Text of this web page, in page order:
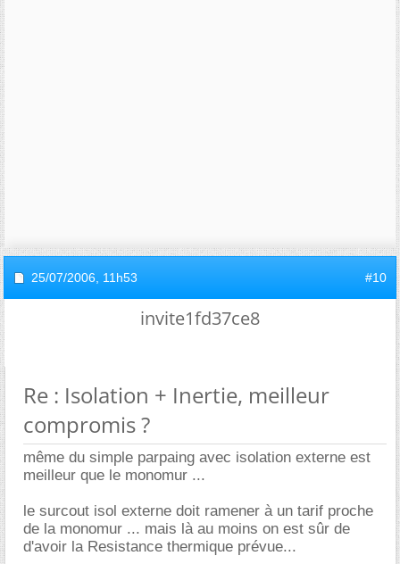
25/07/2006, 11h53 #10
invite1fd37ce8
Re : Isolation + Inertie, meilleur
compromis ?
même du simple parpaing avec isolation externe est
meilleur que le monomur ...
le surcout isol externe doit ramener à un tarif proche
de la monomur ... mais là au moins on est sûr de
d'avoir la Resistance thermique prévue...